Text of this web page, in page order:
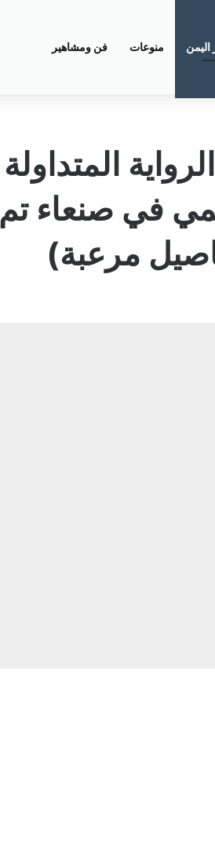
اليمن منوعات فن ومشاهير
المتداولة
في صنعاء تم
مرعبة)